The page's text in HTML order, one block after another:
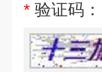
* 验证码：